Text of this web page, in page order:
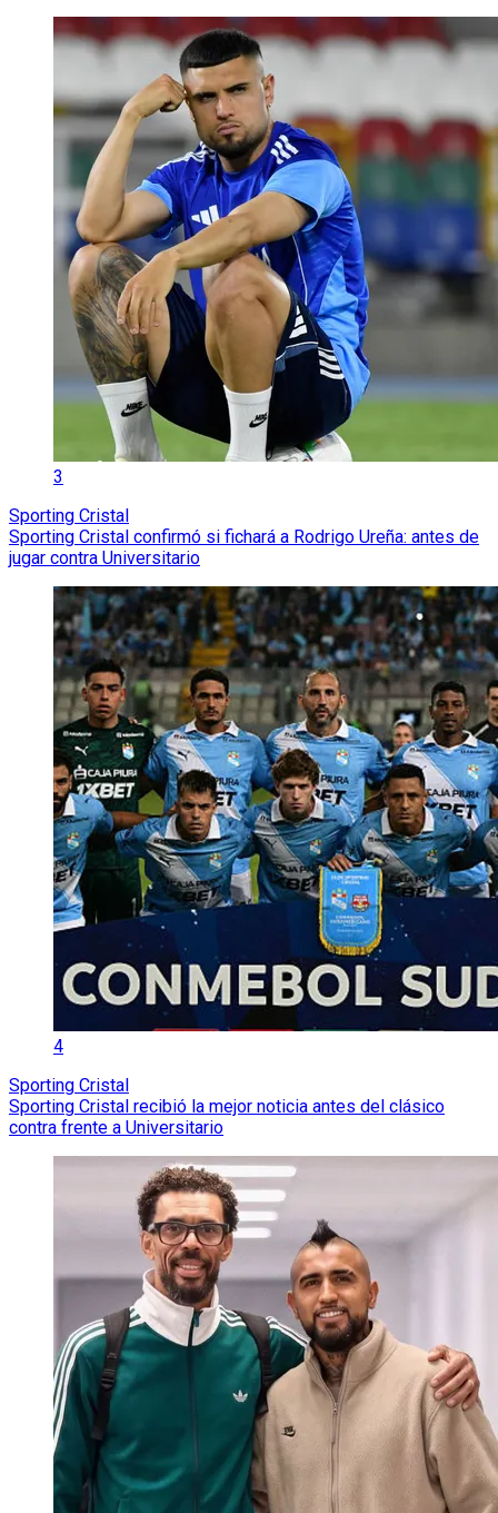
3
Sporting Cristal
Sporting Cristal confirmó si fichará a Rodrigo Ureña: antes de
jugar contra Universitario
4
Sporting Cristal
Sporting Cristal recibió la mejor noticia antes del clásico
contra frente a Universitario